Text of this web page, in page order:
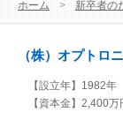
ホーム > 新卒者の
（株）オプトロ
【設立年】1982年
【資本金】2,400万